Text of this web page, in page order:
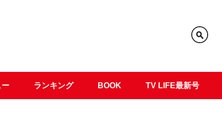
ー ランキング BOOK TV LIFE最新号